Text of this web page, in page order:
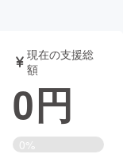
音楽
ゲーム・サ
書籍・雑誌
現在の支援総
額
0円
0%